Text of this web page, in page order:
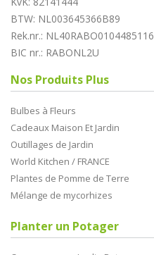
BTW: NL003645366B89
Rek.nr.: NL40RABO0104485116
BIC nr.: RABONL2U
Nos Produits Plus
Bulbes à Fleurs
Cadeaux Maison Et Jardin
Outillages de Jardin
World Kitchen / FRANCE
Plantes de Pomme de Terre
Mélange de mycorhizes
Planter un Potager